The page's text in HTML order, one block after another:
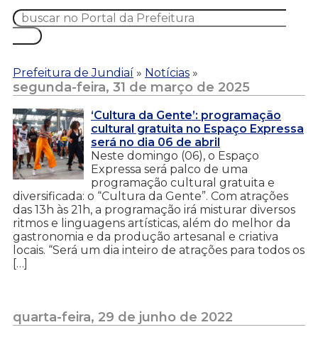
Prefeitura de Jundiaí » Notícias »
segunda-feira, 31 de março de 2025
‘Cultura da Gente’: programação
cultural gratuita no Espaço Expressa
será no dia 06 de abril
Neste domingo (06), o Espaço
Expressa será palco de uma
programação cultural gratuita e
diversificada: o “Cultura da Gente”. Com atrações
das 13h às 21h, a programação irá misturar diversos
ritmos e linguagens artísticas, além do melhor da
gastronomia e da produção artesanal e criativa
locais. “Será um dia inteiro de atrações para todos os
[…]
quarta-feira, 29 de junho de 2022